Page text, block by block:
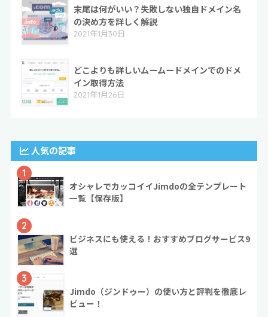
末尾は何がいい？失敗しない独自ドメイン名
の決め方を詳しく解説
2021年1月30日
どこよりも詳しいムームードメインでのドメ
イン取得方法
2021年1月26日
人気の記事
1
オシャレでカッコイイJimdoの全テンプレート
一覧【保存版】
2
ビジネスにも使える！おすすめブログサービス9
選
3
Jimdo（ジンドゥー）の使い方と評判を徹底レ
ビュー！